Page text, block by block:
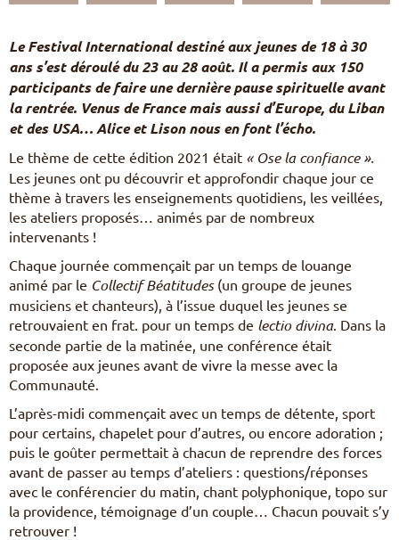
S’engager – missions
Nourrir sa vie spirituelle
Du temps pour Dieu
EN
DE
IT
PT
ES
HU
Le Festival International destiné aux jeunes de 18 à 30
ans s’est déroulé du 23 au 28 août. Il a permis aux 150
participants de faire une dernière pause spirituelle avant
la rentrée. Venus de France mais aussi d’Europe, du Liban
et des USA… Alice et Lison nous en font l’écho.
Le thème de cette édition 2021 était « Ose la confiance ».
Les jeunes ont pu découvrir et approfondir chaque jour ce
thème à travers les enseignements quotidiens, les veillées,
les ateliers proposés… animés par de nombreux
intervenants !
Chaque journée commençait par un temps de louange
animé par le Collectif Béatitudes(un groupe de jeunes
musiciens et chanteurs), à l’issue duquel les jeunes se
retrouvaient en frat. pour un temps de lectio divina. Dans la
seconde partie de la matinée, une conférence était
proposée aux jeunes avant de vivre la messe avec la
Communauté.
L’après-midi commençait avec un temps de détente, sport
pour certains, chapelet pour d’autres, ou encore adoration ;
puis le goûter permettait à chacun de reprendre des forces
avant de passer au temps d’ateliers : questions/réponses
avec le conférencier du matin, chant polyphonique, topo sur
la providence, témoignage d’un couple… Chacun pouvait s’y
retrouver !